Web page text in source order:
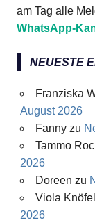
am Tag alle
WhatsApp-
NEUESTE
Franziska
August 2026
Fannyzu
Tammo
2026
Doreen zu
Viola Knöfel
2026